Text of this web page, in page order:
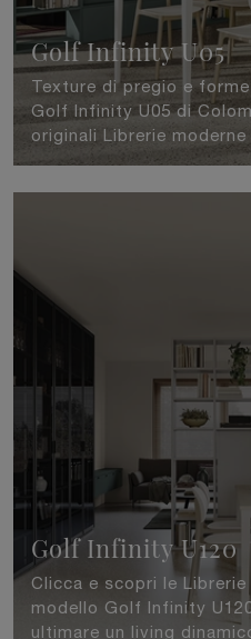
Golf Infinity U05
Texture di pregio e
Golf Infinity U05 di
originali Librerie moderne
Golf Infinity U120
Clicca e scopri le
modello Golf Infinity
ultimare un living